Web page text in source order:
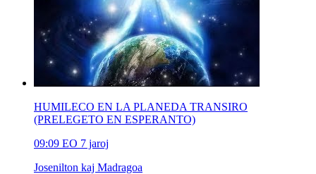
HUMILECO EN LA PLANEDA TRANSIRO
(PRELEGETO EN ESPERANTO)
09:09 EO 7 jaroj
Josenilton kaj Madragoa